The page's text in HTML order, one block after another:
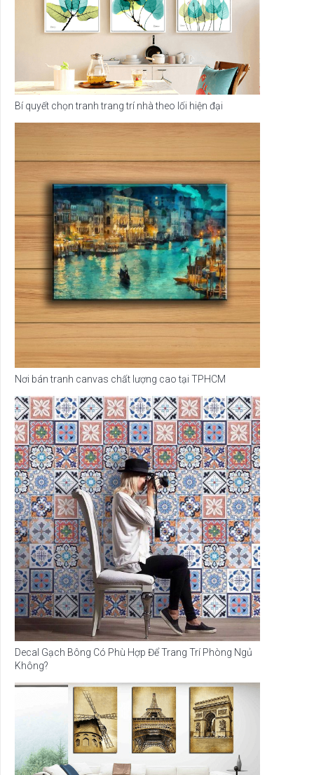
Bí quyết chọn tranh trang trí nhà theo lối hiện đại
Nơi bán tranh canvas chất lượng cao tại TPHCM
Decal Gạch Bông Có Phù Hợp Để Trang Trí Phòng Ngủ
Không?